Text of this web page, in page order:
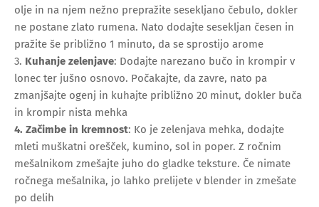
olje in na njem nežno prepražite sesekljano čebulo, dokler
ne postane zlato rumena. Nato dodajte sesekljan česen in
pražite še približno 1 minuto, da se sprostijo arome
3. Kuhanje zelenjave: Dodajte narezano bučo in krompir v
lonec ter jušno osnovo. Počakajte, da zavre, nato pa
zmanjšajte ogenj in kuhajte približno 20 minut, dokler buča
in krompir nista mehka
4. Začimbe in kremnost: Ko je zelenjava mehka, dodajte
mleti muškatni orešček, kumino, sol in poper. Z ročnim
mešalnikom zmešajte juho do gladke teksture. Če nimate
ročnega mešalnika, jo lahko prelijete v blender in zmešate
po delih